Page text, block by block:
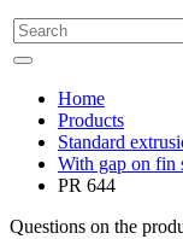
Home
Products
Standard
With gap on fin
PR 644
Questions on the